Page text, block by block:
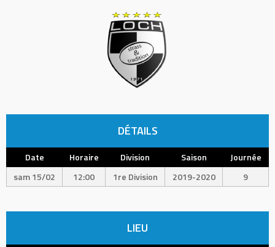
DÉTAILS
Date Horaire Division Saison
Journée
sam 15/02
12:00 1re Division 2019-2020 9
LIEU